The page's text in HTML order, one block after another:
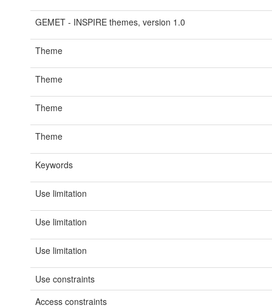
GEMET - INSPIRE themes, version 1.0
Theme
Theme
Theme
Theme
Keywords
Use limitation
Use limitation
Use limitation
Use constraints
Access constraints